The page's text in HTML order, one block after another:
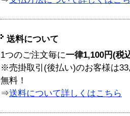
送料について
1つのご注文毎に一律1,100円(税
※売掛取引(後払い)のお客様は
無料！
⇒送料について詳しくはこちら